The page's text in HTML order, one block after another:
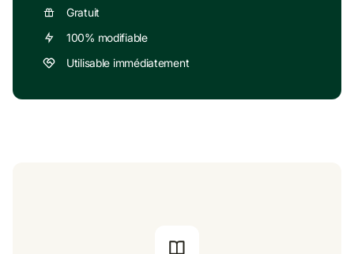
Gratuit
100% modifiable
Utilisable immédiatement